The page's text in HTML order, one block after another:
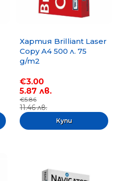
Хартия Brilliant Laser
Copy A4 500 л. 75
g/m2
€3.00
5.87 лв.
€5.86
11.46 лв.